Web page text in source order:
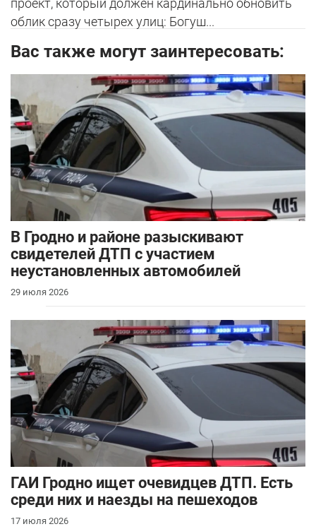
проект, который должен кардинально обновить
облик сразу четырех улиц: Богуш...
Вас также могут заинтересовать:
В Гродно и районе разыскивают
свидетелей ДТП с участием
неустановленных автомобилей
29 июля 2026
ГАИ Гродно ищет очевидцев ДТП. Есть
среди них и наезды на пешеходов
17 июля 2026